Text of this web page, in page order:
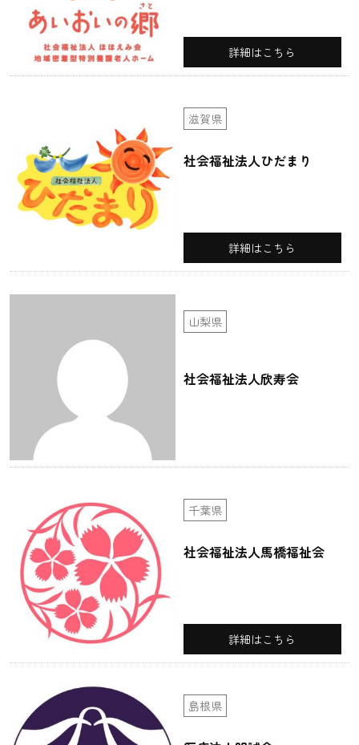
詳細はこちら
滋賀県
社会福祉法人ひだまり
詳細はこちら
山梨県
社会福祉法人欣寿会
千葉県
社会福祉法人馬橋福祉会
詳細はこちら
島根県